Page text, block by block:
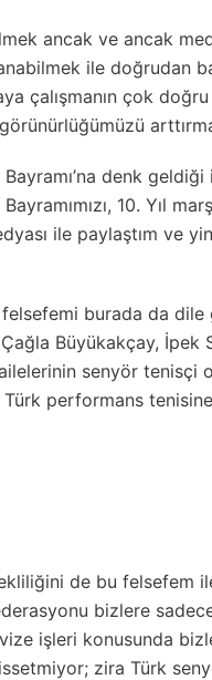
ancak ve ancak
ile doğrudan
çalışmanın çok
denk
10. Yıl
ile paylaştım ve
burada da
Büyükakçay,
senyör tenisçi
performans
de bu felsefem
bizlere
işleri konusunda
zira Türk